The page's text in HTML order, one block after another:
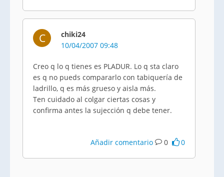
C
chiki24
10/04/2007 09:48
Creo q lo q tienes es PLADUR. Lo q sta claro
es q no pueds compararlo con tabiquería de
ladrillo, q es más grueso y aisla más.
Ten cuidado al colgar ciertas cosas y
confirma antes la sujección q debe tener.
Añadir comentario 0 0